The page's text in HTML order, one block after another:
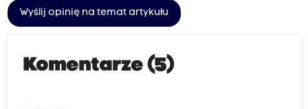
Wyślij opinię na temat artykułu
Komentarze (5)